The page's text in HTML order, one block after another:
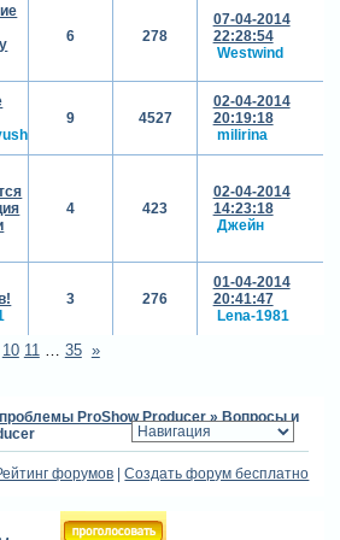
6 278
07-04-2014
22:28:54
Westwind
9 4527
02-04-2014
20:19:18
milirina
4 423
02-04-2014
14:23:18
Джейн
3 276
01-04-2014
20:41:47
Lena-1981
10 11 … 35 »
ProShow Producer »Вопросы и
форумов |Создать форум бесплатно